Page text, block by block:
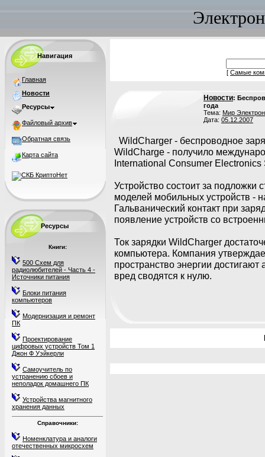
Навигация
Главная
Новости
Ресурсы
Файловый архив
Обратная связь
Карта сайта
Ресурсы
Книги:
500 Схем для
радиолюбителей - Часть 4 -
Источники питания
Блоки питания
компьютеров
Модернизация и ремонт
ПК
Проектирование
цифровых устройств Том 1
Джон Ф Уэйкерли
Самоучитель по
устранению сбоев и
неполадок домашнего ПК
Устройства магнитного
хранения данных
Справочники:
Номенклатура и аналоги
отечественных микросхем
[ Самые
Новости:
года
Тема: Мир
Дата: 05.12.2007
WildCharger - беспроводное
WildCharge - получило
International Consumer
Устройство состоит за подложки
моделей мобильных устройств -
Гальванический контакт при
появление устройств со
Ток зарядки WildCharger
компьютера. Компания
пространство энергии
вред сводятся к нулю.